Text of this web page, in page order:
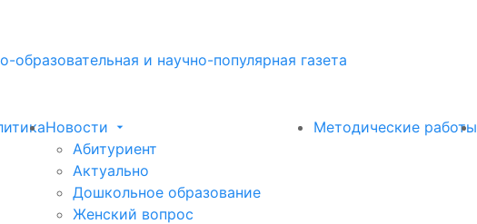
образовательная и научно-популярная газета
Новости
Абитуриент
Актуально
Дошкольное образование
Женский вопрос
Методические работы